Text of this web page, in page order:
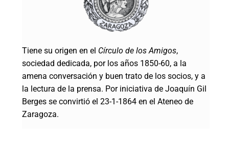
Tiene su origen en el Círculo de los Amigos,
sociedad dedicada, por los años 1850-60, a la
amena conversación y buen trato de los socios, y a
la lectura de la prensa. Por iniciativa de Joaquín Gil
Berges se convirtió el 23-1-1864 en el Ateneo de
Zaragoza.